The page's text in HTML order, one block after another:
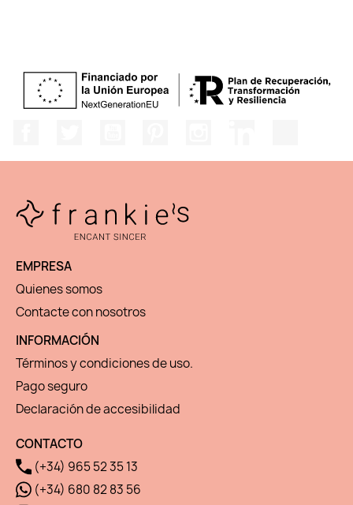
EMPRESA
Quienes somos
Contacte con nosotros
INFORMACIÓN
Términos y condiciones de uso.
Pago seguro
Declaración de accesibilidad
CONTACTO
(+34) 965 52 35 13
(+34) 680 82 83 56